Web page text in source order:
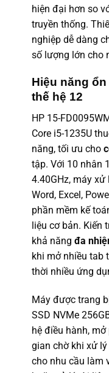
hiện đại hơn so
truyền thống.
nghiệp dễ dàng
số lượng lớn cho
Hiệu năng
thế hệ 12
HP 15-
Core i5-1235U
năng, tối ưu cho
tập. Với 10 nhân
4.40GHz, máy
Word, Excel,
phần mềm kế
liệu cơ bản. Kiến
khả năng đa
khi mở nhiều tab
thời nhiều ứng
Máy được trang
SSD NVMe
hệ điều hành,
gian chờ khi xử
cho nhu cầu làm